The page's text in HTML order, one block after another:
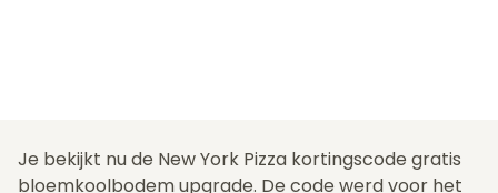
Je bekijkt nu de New York Pizza kortingscode gratis
bloemkoolbodem upgrade. De code werd voor het